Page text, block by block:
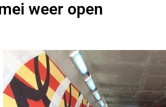
weer open